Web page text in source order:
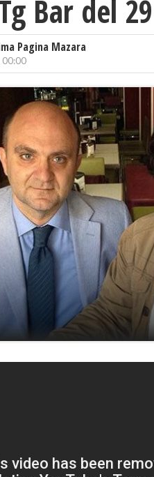
Bar del
Pagina Mazara
00:00